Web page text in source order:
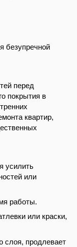
безупречной
перед
покрытия в
квартир,
усилить
или
работы.
или краски,
слоя, продлевает